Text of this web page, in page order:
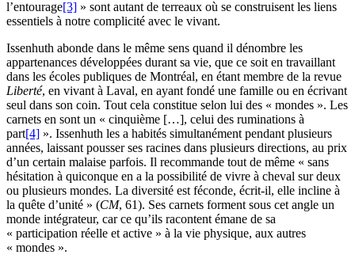
l’entourage[3] » sont autant de terreaux où se construisent les liens
essentiels à notre complicité avec le vivant.
Issenhuth abonde dans le même sens quand il dénombre les
appartenances développées durant sa vie, que ce soit en travaillant
dans les écoles publiques de Montréal, en étant membre de la revue
Liberté, en vivant à Laval, en ayant fondé une famille ou en écrivant
seul dans son coin. Tout cela constitue selon lui des « mondes ». Les
carnets en sont un « cinquième […], celui des ruminations à
part[4] ». Issenhuth les a habités simultanément pendant plusieurs
années, laissant pousser ses racines dans plusieurs directions, au prix
d’un certain malaise parfois. Il recommande tout de même « sans
hésitation à quiconque en a la possibilité de vivre à cheval sur deux
ou plusieurs mondes. La diversité est féconde, écrit-il, elle incline à
la quête d’unité » (CM, 61). Ses carnets forment sous cet angle un
monde intégrateur, car ce qu’ils racontent émane de sa
« participation réelle et active » à la vie physique, aux autres
« mondes ».